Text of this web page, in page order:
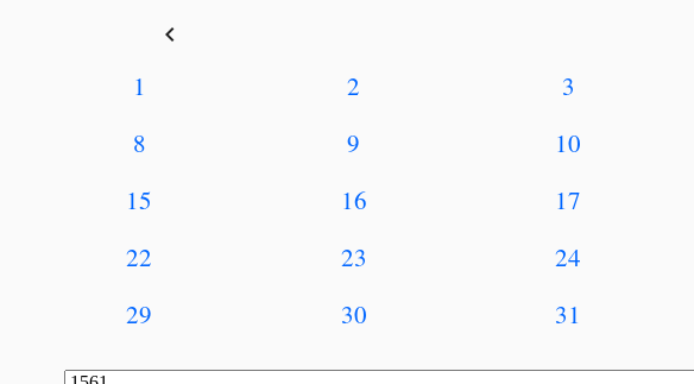
keyboard_arrow_left
1 2 3
8
9 10
15
16 17
22
23 24
29
30 31